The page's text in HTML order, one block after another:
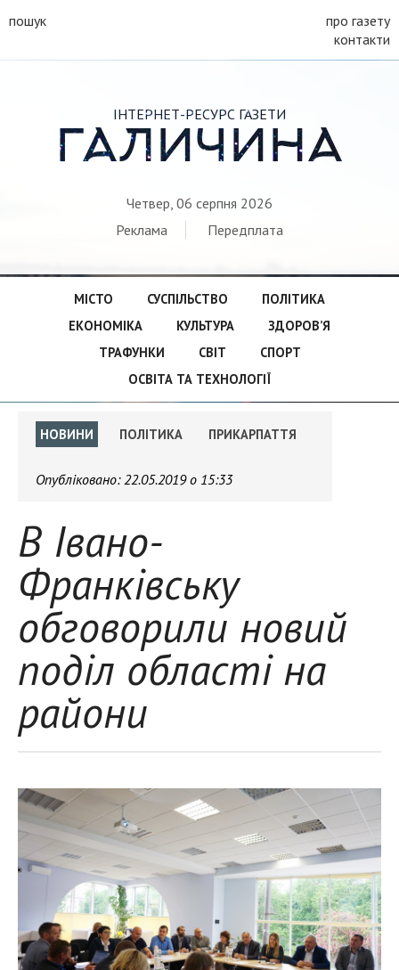
пошук
про газету
контакти
ІНТЕРНЕТ-РЕСУРС ГАЗЕТИ
ГАЛИЧИНА
Четвер, 06 серпня 2026
Реклама
Передплата
МІСТО СУСПІЛЬСТВО
ПОЛІТИКА
ЕКОНОМІКА
КУЛЬТУРА
ЗДОРОВ’Я
ТРАФУНКИ
СВІТ
СПОРТ
ОСВІТА ТА ТЕХНОЛОГІЇ
НОВИНИ ПОЛІТИКА ПРИКАРПАТТЯ
Опубліковано:22.05.2019 о 15:33
В Івано-
Франківську
обговорили новий
поділ області на
райони